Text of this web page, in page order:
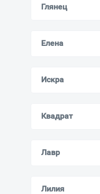
Глянец
Елена
Искра
Квадрат
Лавр
Лилия